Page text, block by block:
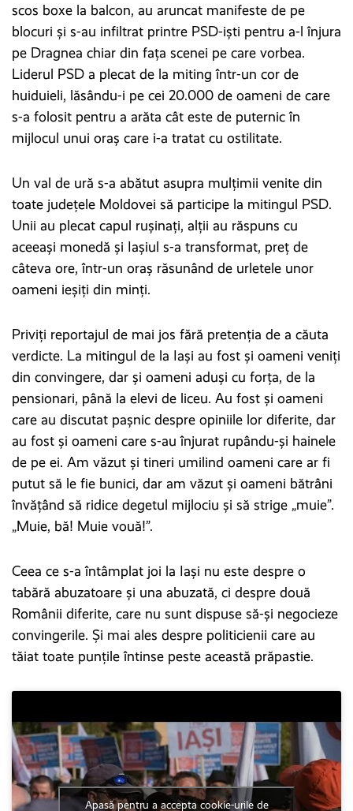
scos boxe la balcon, au aruncat manifeste de pe
blocuri și s-au infiltrat printre PSD-iști pentru a-l înjura
pe Dragnea chiar din fața scenei pe care vorbea.
Liderul PSD a plecat de la miting într-un cor de
huiduieli, lăsându-i pe cei 20.000 de oameni de care
s-a folosit pentru a arăta cât este de puternic în
mijlocul unui oraș care i-a tratat cu ostilitate.
Un val de ură s-a abătut asupra mulțimii venite din
toate județele Moldovei să participe la mitingul PSD.
Unii au plecat capul rușinați, alții au răspuns cu
aceeași monedă și Iașiul s-a transformat, preț de
câteva ore, într-un oraș răsunând de urletele unor
oameni ieșiți din minți.
Priviți reportajul de mai jos fără pretenția de a căuta
verdicte. La mitingul de la Iași au fost și oameni veniți
din convingere, dar și oameni aduși cu forța, de la
pensionari, până la elevi de liceu. Au fost și oameni
care au discutat pașnic despre opiniile lor diferite, dar
au fost și oameni care s-au înjurat rupându-și hainele
de pe ei. Am văzut și tineri umilind oameni care ar fi
putut să le fie bunici, dar am văzut și oameni bătrâni
învățând să ridice degetul mijlociu și să strige „muie”.
„Muie, bă! Muie vouă!”.
Ceea ce s-a întâmplat joi la Iași nu este despre o
tabără abuzatoare și una abuzată, ci despre două
Românii diferite, care nu sunt dispuse să-și negocieze
convingerile. Și mai ales despre politicienii care au
tăiat toate punțile întinse peste această prăpastie.
Apasă pentru a accepta cookie-urile de